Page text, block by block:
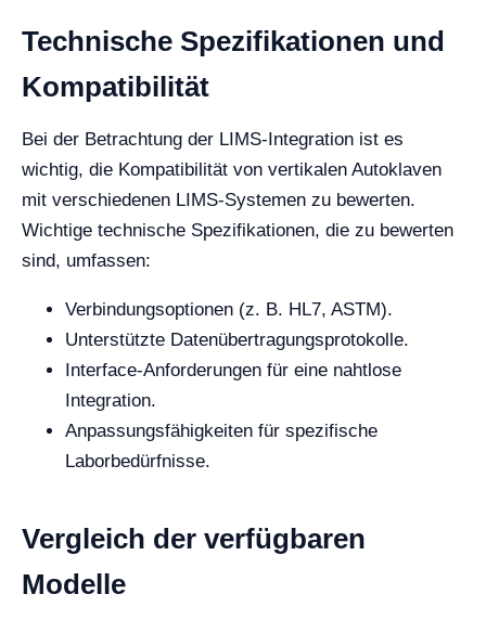
Technische Spezifikationen und
Kompatibilität
Bei der Betrachtung der LIMS-Integration ist es
wichtig, die Kompatibilität von vertikalen Autoklaven
mit verschiedenen LIMS-Systemen zu bewerten.
Wichtige technische Spezifikationen, die zu bewerten
sind, umfassen:
Verbindungsoptionen (z. B. HL7, ASTM).
Unterstützte Datenübertragungsprotokolle.
Interface-Anforderungen für eine nahtlose
Integration.
Anpassungsfähigkeiten für spezifische
Laborbedürfnisse.
Vergleich der verfügbaren
Modelle